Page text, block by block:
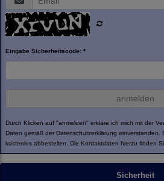
Eingabe Sicherheitscode: *
anmelden
Durch Klicken auf "anmelden" erkläre ich mich mit der
Daten gemäß der Datenschutzerklärung einverstanden.
kostenlos abbestellen. Die Kontaktdaten hierzu finden
Sicherheit